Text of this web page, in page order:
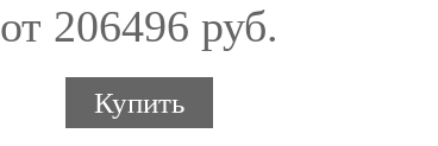
от 206496 руб.
Купить